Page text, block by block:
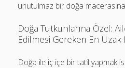
unutulmaz bir doğa
Doğa Tutkunlarına Özel:
Edilmesi Gereken En Uzak
Doğa ile iç içe bir tatil yapmak